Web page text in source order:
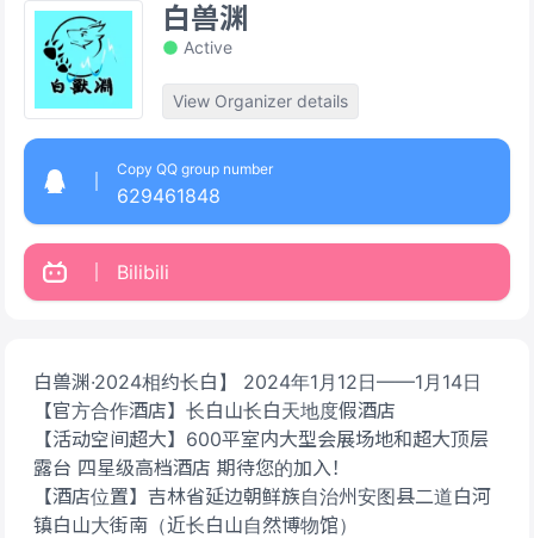
白兽渊·2024相约长白】 2024年1月12日——1月14日
【官方合作酒店】长白山长白天地度假酒店
【活动空间超大】600平室内大型会展场地和超大顶层
露台 四星级高档酒店 期待您的加入！
【酒店位置】吉林省延边朝鲜族自治州安图县二道白河
镇白山大街南（近长白山自然博物馆）
白兽渊
Active
View Organizer details
Copy QQ group number
629461848
Bilibili